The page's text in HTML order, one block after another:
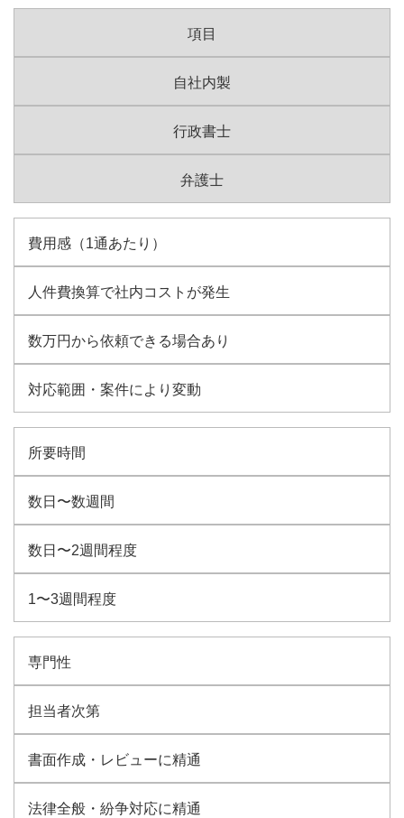
項目
自社内製
行政書士
弁護士
費用感（1通あたり）
人件費換算で社内コストが発生
数万円から依頼できる場合あり
対応範囲・案件により変動
所要時間
数日〜数週間
数日〜2週間程度
1〜3週間程度
専門性
担当者次第
書面作成・レビューに精通
法律全般・紛争対応に精通